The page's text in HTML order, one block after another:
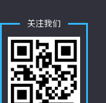
关注我们